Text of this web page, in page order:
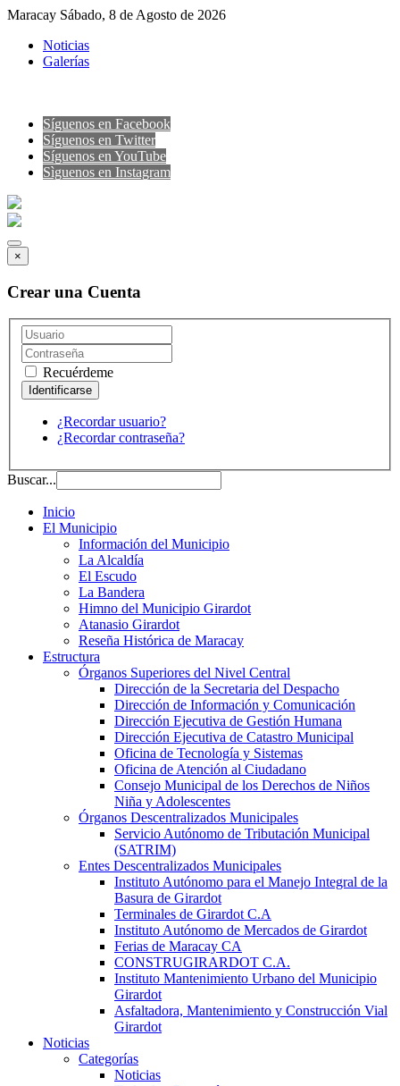
Maracay Sábado, 8 de Agosto de 2026
Noticias
Galerías
Síguenos en Facebook
Síguenos en Twitter
Síguenos en YouTube
Sìguenos en Instagram
×
Crear una Cuenta
Recuérdeme
¿Recordar usuario?
¿Recordar contraseña?
Buscar...
Inicio
El Municipio
Información del Municipio
La Alcaldía
El Escudo
La Bandera
Himno del Municipio Girardot
Atanasio Girardot
Reseña Histórica de Maracay
Estructura
Órganos Superiores del Nivel Central
Dirección de la Secretaria del Despacho
Dirección de Información y Comunicación
Dirección Ejecutiva de Gestión Humana
Dirección Ejecutiva de Catastro Municipal
Oficina de Tecnología y Sistemas
Oficina de Atención al Ciudadano
Consejo Municipal de los Derechos de Niños
Niña y Adolescentes
Órganos Descentralizados Municipales
Servicio Autónomo de Tributación Municipal
(SATRIM)
Entes Descentralizados Municipales
Instituto Autónomo para el Manejo Integral de la
Basura de Girardot
Terminales de Girardot C.A
Instituto Autónomo de Mercados de Girardot
Ferias de Maracay CA
CONSTRUGIRARDOT C.A.
Instituto Mantenimiento Urbano del Municipio
Girardot
Asfaltadora, Mantenimiento y Construcción Vial
Girardot
Noticias
Categorías
Noticias